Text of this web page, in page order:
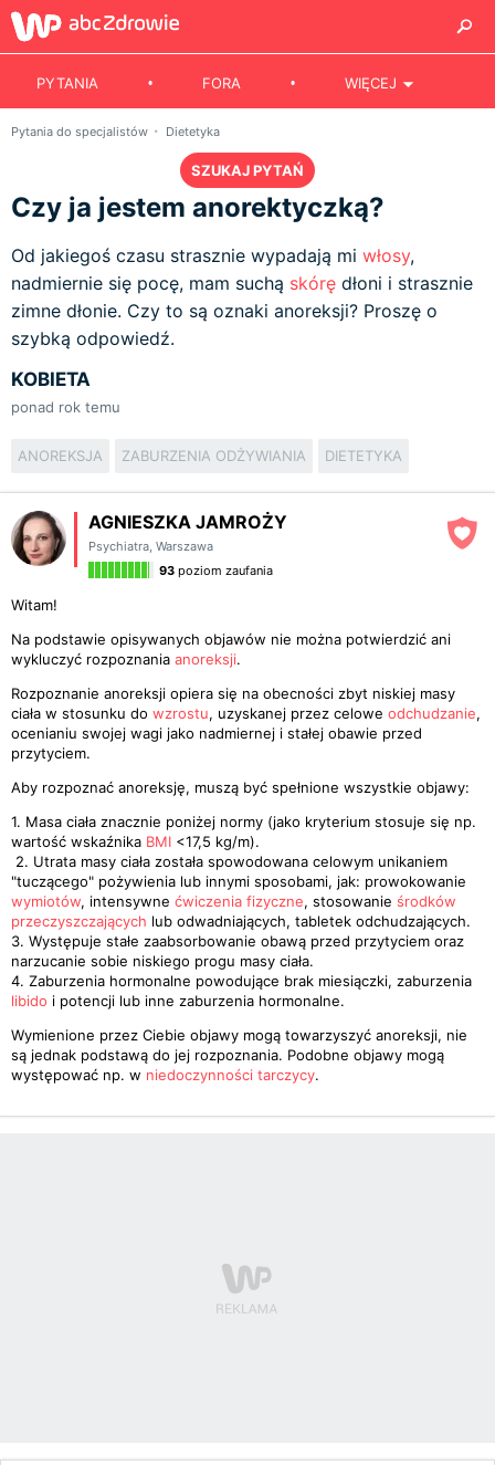
PYTANIA FORA WIĘCEJ
Pytania do specjalistów Dietetyka
SZUKAJ PYTAŃ
Czy ja jestem anorektyczką?
Od jakiegoś czasu strasznie wypadają mi włosy,
nadmiernie się pocę, mam suchą skórę dłoni i strasznie
zimne dłonie. Czy to są oznaki anoreksji? Proszę o
szybką odpowiedź.
KOBIETA
ponad rok temu
ANOREKSJA ZABURZENIA ODŻYWIANIA DIETETYKA
AGNIESZKA JAMROŻY
Psychiatra, Warszawa
93 poziom zaufania
Witam!
Na podstawie opisywanych objawów nie można potwierdzić ani
wykluczyć rozpoznania anoreksji.
Rozpoznanie anoreksji opiera się na obecności zbyt niskiej masy
ciała w stosunku do wzrostu, uzyskanej przez celowe odchudzanie,
ocenianiu swojej wagi jako nadmiernej i stałej obawie przed
przytyciem.
Aby rozpoznać anoreksję, muszą być spełnione wszystkie objawy:
1. Masa ciała znacznie poniżej normy (jako kryterium stosuje się np.
wartość wskaźnika BMI <17,5 kg/m).
2. Utrata masy ciała została spowodowana celowym unikaniem
"tuczącego" pożywienia lub innymi sposobami, jak: prowokowanie
wymiotów, intensywne ćwiczenia fizyczne, stosowanie środków
przeczyszczających lub odwadniających, tabletek odchudzających.
3. Występuje stałe zaabsorbowanie obawą przed przytyciem oraz
narzucanie sobie niskiego progu masy ciała.
4. Zaburzenia hormonalne powodujące brak miesiączki, zaburzenia
libido i potencji lub inne zaburzenia hormonalne.
Wymienione przez Ciebie objawy mogą towarzyszyć anoreksji, nie
są jednak podstawą do jej rozpoznania. Podobne objawy mogą
występować np. w niedoczynności tarczycy.